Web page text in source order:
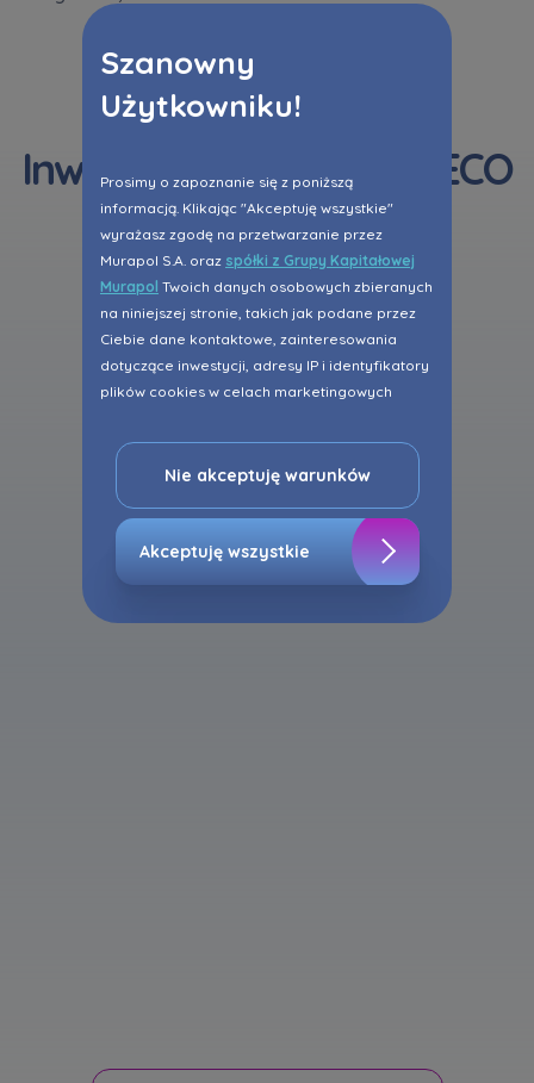
Szanowny
Użytkowniku!
Prosimy o zapoznanie się z poniższą
informacją. Klikając "Akceptuję wszystkie"
wyrażasz zgodę na przetwarzanie przez
Murapol S.A. oraz spółki z Grupy Kapitałowej
Murapol Twoich danych osobowych zbieranych
na niniejszej stronie, takich jak podane przez
Ciebie dane kontaktowe, zainteresowania
dotyczące inwestycji, adresy IP i identyfikatory
plików cookies w celach marketingowych
do Twoich potrzeb, w tym w oparciu o
profilowanie. Oczywiście, możesz nie wyrazić
przedmiotowej zgody klikając ”Nie akceptuję
warunków”.
Zaznaczamy, iż zgoda jest dobrowolna i
ustawieniach zaawansowanych Twojej
spółki z Grupy Kapitałowej Murapol. Więcej o
Nie akceptuję warunków
Akceptuję wszystkie
Inwestycje z pakietem ECO